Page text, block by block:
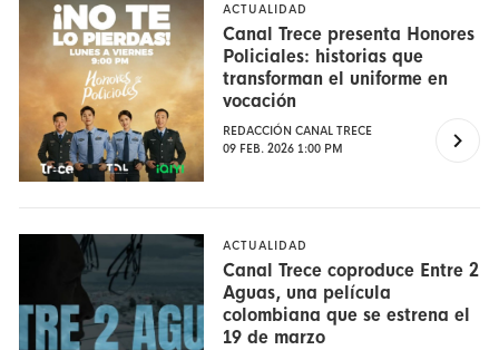
ACTUALIDAD
Canal Trece presenta Honores
Policiales: historias que
transforman el uniforme en
vocación
REDACCIÓN CANAL TRECE
09 FEB. 2026 1:00 PM
ACTUALIDAD
Canal Trece coproduce Entre 2
Aguas, una película
colombiana que se estrena el
19 de marzo